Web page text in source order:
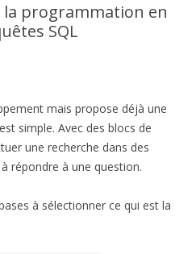
la programmation en
SQL
mais propose déjà une
simple. Avec des blocs de
une recherche dans des
répondre à une question.
à sélectionner ce qui est la